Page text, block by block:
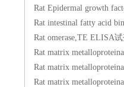
Rat Epidermal growth
Rat intestinal fatty acid
Rat omerase,TE ELISA
Rat matrix
Rat matrix
Rat matrix